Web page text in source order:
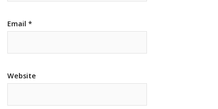
Email *
Website